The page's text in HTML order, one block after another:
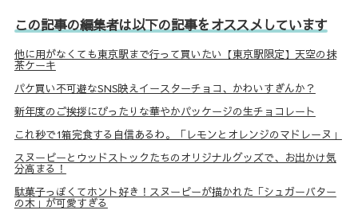
この記事の編集者は以下の記事をオススメしています
他に用がなくても東京駅まで行って買いたい【東京駅限定】天空の抹
茶ケーキ
パケ買い不可避なSNS映えイースターチョコ、かわいすぎんか？
新年度のご挨拶にぴったりな華やかパッケージの生チョコレート
これ秒で1箱完食する自信あるわ。「レモンとオレンジのマドレーヌ」
スヌーピーとウッドストックたちのオリジナルグッズで、お出かけ気
分高まる！
駄菓子っぽくてホント好き！スヌーピーが描かれた「シュガーバター
の木」が可愛すぎる